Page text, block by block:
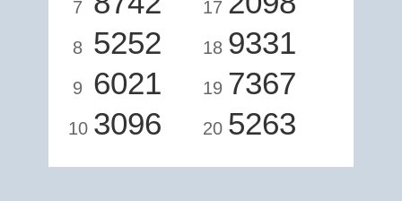
7
8 5252
9 6021
10 3096
17
18 9331
19 7367
20 5263